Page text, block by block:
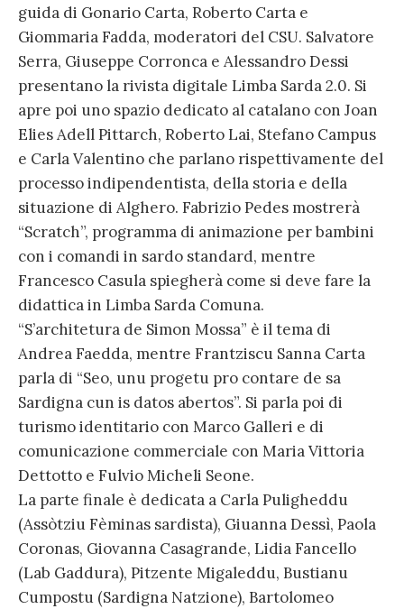
guida di Gonario Carta, Roberto Carta e
Giommaria Fadda, moderatori del CSU. Salvatore
Serra, Giuseppe Corronca e Alessandro Dessi
presentano la rivista digitale Limba Sarda 2.0. Si
apre poi uno spazio dedicato al catalano con Joan
Elies Adell Pittarch, Roberto Lai, Stefano Campus
e Carla Valentino che parlano rispettivamente del
processo indipendentista, della storia e della
situazione di Alghero. Fabrizio Pedes mostrerà
“Scratch”, programma di animazione per bambini
con i comandi in sardo standard, mentre
Francesco Casula spiegherà come si deve fare la
didattica in Limba Sarda Comuna.
“S’architetura de Simon Mossa” è il tema di
Andrea Faedda, mentre Frantziscu Sanna Carta
parla di “Seo, unu progetu pro contare de sa
Sardigna cun is datos abertos”. Si parla poi di
turismo identitario con Marco Galleri e di
comunicazione commerciale con Maria Vittoria
Dettotto e Fulvio Micheli Seone.
La parte finale è dedicata a Carla Puligheddu
(Assòtziu Fèminas sardista), Giuanna Dessì, Paola
Coronas, Giovanna Casagrande, Lidia Fancello
(Lab Gaddura), Pitzente Migaleddu, Bustianu
Cumpostu (Sardigna Natzione), Bartolomeo